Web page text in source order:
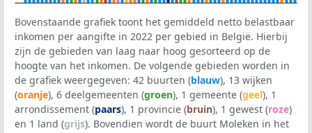
Bovenstaande grafiek toont het gemiddeld netto belastbaar
inkomen per aangifte in 2022 per gebied in België. Hierbij
zijn de gebieden van laag naar hoog gesorteerd op de
hoogte van het inkomen. De volgende gebieden worden in
de grafiek weergegeven: 42 buurten (blauw), 13 wijken
(oranje), 6 deelgemeenten (groen), 1 gemeente (geel), 1
arrondissement (paars), 1 provincie (bruin), 1 gewest (roze)
en 1 land (grijs). Bovendien wordt de buurt Moleken in het